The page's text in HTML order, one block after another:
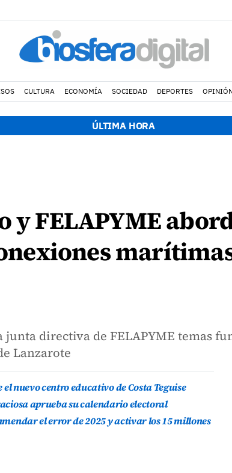
CULTURA ECONOMÍA SOCIEDAD DEPORTES
ÚLTIMA HORA
y FELAPYME
directiva de FELAPYME temas
Lanzarote
nuevo centro educativo de Costa Teguise
aprueba su calendario electoral
el error de 2025 y activar los 15 millones